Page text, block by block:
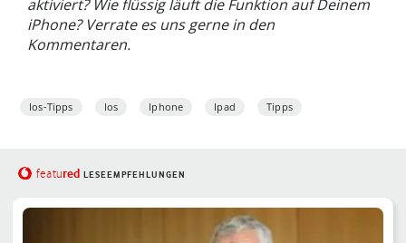
aktiviert? Wie flüssig läuft die Funktion auf Deinem
iPhone? Verrate es uns gerne in den
Kommentaren.
Ios-Tipps Ios Iphone Ipad Tipps
featured LESEEMPFEHLUNGEN